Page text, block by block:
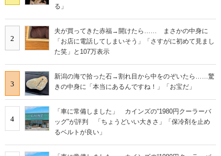
る」
2
夫が買ってきた赤福→開けたら…… まさかの中身に
「お店に電話してしまいそう」「さすがに初めて見まし
た笑」と107万表示
3
新潟の海で拾った石→割れ目から中をのぞいたら……驚
きの中身に「本当にあるんですね！」「お宝だ」
4
「車に常備しました」 カインズの“1980円クーラーバ
ッグ”が評判 「ちょうどいい大きさ」「保冷剤を止め
るベルトが良い」